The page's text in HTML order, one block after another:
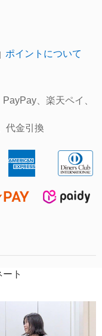
ポイントについて
、楽天ペイ、
代金引換
ト